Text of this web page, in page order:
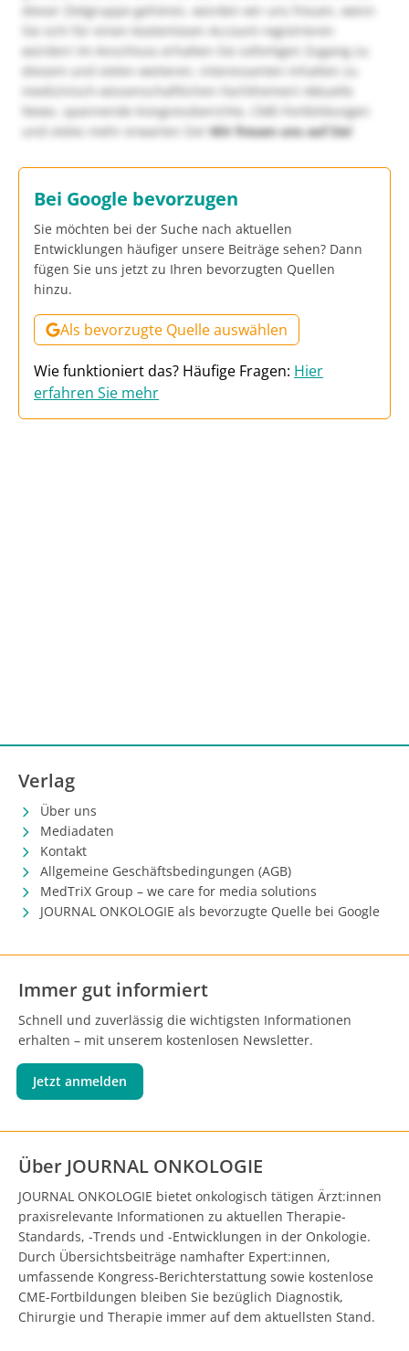
dieser Zielgruppe gehören, würden wir uns freuen, wenn
Sie sich für einen kostenlosen Account registrieren
würden! Im Anschluss erhalten Sie sofortigen Zugang zu
diesem und vielen weiteren, interessanten Inhalten zu
medizinisch-wissenschaftlichen Fachthemen! Aktuelle
News, spannende Kongressberichte, CME-Fortbildungen
und vieles mehr erwarten Sie!Wir freuen uns auf Sie!
Bei Google bevorzugen
Sie möchten bei der Suche nach aktuellen
Entwicklungen häufiger unsere Beiträge sehen? Dann
fügen Sie uns jetzt zu Ihren bevorzugten Quellen
hinzu.
Als bevorzugte Quelle auswählen
Wie funktioniert das? Häufige Fragen: Hier
erfahren Sie mehr
Verlag
Über uns
Mediadaten
Kontakt
Allgemeine Geschäftsbedingungen (AGB)
MedTriX Group – we care for media solutions
JOURNAL ONKOLOGIE als bevorzugte Quelle bei Google
Immer gut informiert
Schnell und zuverlässig die wichtigsten Informationen
erhalten – mit unserem kostenlosen Newsletter.
Jetzt anmelden
Über JOURNAL ONKOLOGIE
JOURNAL ONKOLOGIE bietet onkologisch tätigen Ärzt:innen
praxisrelevante Informationen zu aktuellen Therapie-
Standards, -Trends und -Entwicklungen in der Onkologie.
Durch Übersichtsbeiträge namhafter Expert:innen,
umfassende Kongress-Berichterstattung sowie kostenlose
CME-Fortbildungen bleiben Sie bezüglich Diagnostik,
Chirurgie und Therapie immer auf dem aktuellsten Stand.